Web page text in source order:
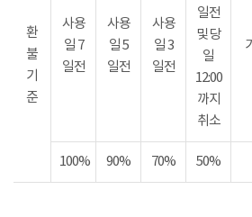
환
불
기
준
사용
일 7
일전
사용
일 5
일전
사용
일 3
일전
일전
및 당
일
12:00
까지
취소
100% 90% 70% 50%